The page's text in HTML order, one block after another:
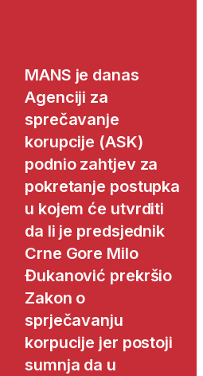
MANS je danas
Agenciji za
sprečavanje
korupcije (ASK)
podnio zahtjev za
pokretanje postupka
u kojem će utvrditi
da li je predsjednik
Crne Gore Milo
Đukanović prekršio
Zakon o
sprječavanju
korpucije jer postoji
sumnja da u